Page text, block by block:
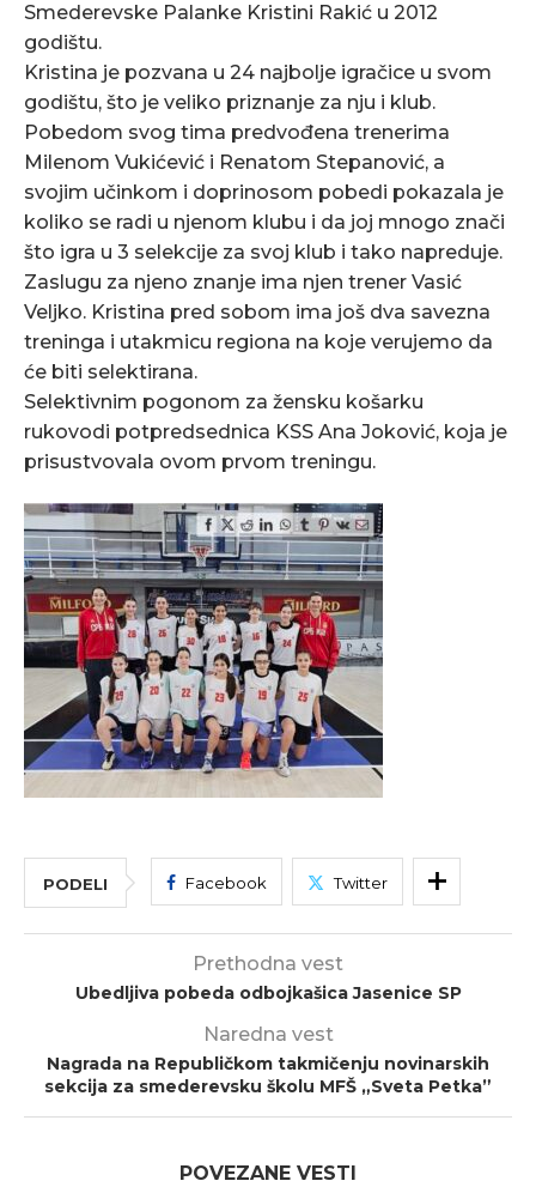
Smederevske Palanke Kristini Rakić u 2012
godištu.
Kristina je pozvana u 24 najbolje igračice u svom
godištu, što je veliko priznanje za nju i klub.
Pobedom svog tima predvođena trenerima
Milenom Vukićević i Renatom Stepanović, a
svojim učinkom i doprinosom pobedi pokazala je
koliko se radi u njenom klubu i da joj mnogo znači
što igra u 3 selekcije za svoj klub i tako napreduje.
Zaslugu za njeno znanje ima njen trener Vasić
Veljko. Kristina pred sobom ima još dva savezna
treninga i utakmicu regiona na koje verujemo da
će biti selektirana.
Selektivnim pogonom za žensku košarku
rukovodi potpredsednica KSS Ana Joković, koja je
prisustvovala ovom prvom treningu.
PODELI Facebook Twitter
Prethodna vest
Ubedljiva pobeda odbojkašica Jasenice SP
Naredna vest
Nagrada na Republičkom takmičenju novinarskih
sekcija za smederevsku školu MFŠ „Sveta Petka”
POVEZANE VESTI